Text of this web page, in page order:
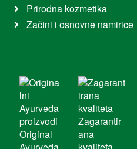
Prirodna kozmetika
Začini i osnovne namirice
Original
Zagarantir
ana